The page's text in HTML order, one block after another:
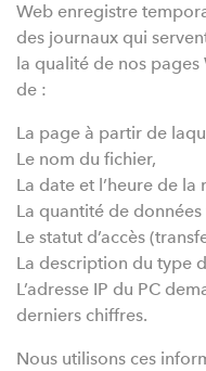
Web enregistre
des journaux qui
la qualité de nos pages
de :
La page à partir de
Le nom du fichier,
La date et l’heure de la
La quantité de données
Le statut d’accès
La description du type
L’adresse IP du PC
derniers chiffres.
Nous utilisons ces